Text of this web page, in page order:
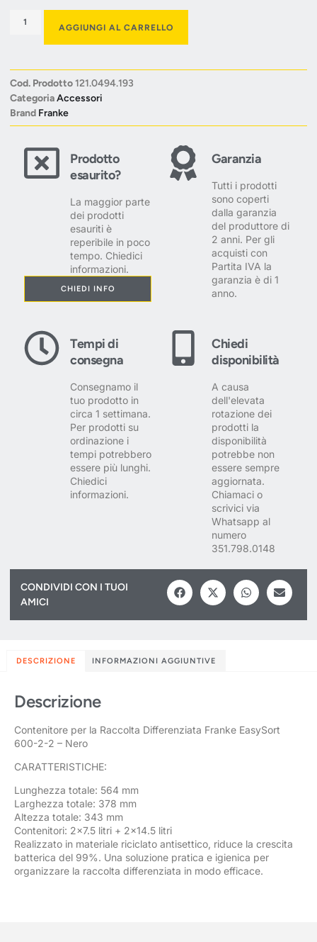
AGGIUNGI AL CARRELLO
Cod. Prodotto121.0494.193
CategoriaAccessori
Brand Franke
Prodotto
esaurito?
La maggior parte
dei prodotti
esauriti è
reperibile in poco
tempo. Chiedici
informazioni.
CHIEDI INFO
Garanzia
Tutti i prodotti
sono coperti
dalla garanzia
del produttore di
2 anni. Per gli
acquisti con
Partita IVA la
garanzia è di 1
anno.
Tempi di
consegna
Consegnamo il
tuo prodotto in
circa 1 settimana.
Per prodotti su
ordinazione i
tempi potrebbero
essere più lunghi.
Chiedici
informazioni.
Chiedi
disponibilità
A causa
dell'elevata
rotazione dei
prodotti la
disponibilità
potrebbe non
essere sempre
aggiornata.
Chiamaci o
scrivici via
Whatsapp al
numero
351.798.0148
CONDIVIDI CON I TUOI
AMICI
DESCRIZIONE INFORMAZIONI AGGIUNTIVE
Descrizione
Contenitore per la Raccolta Differenziata Franke EasySort
600-2-2 – Nero
CARATTERISTICHE:
Lunghezza totale: 564 mm
Larghezza totale: 378 mm
Altezza totale: 343 mm
Contenitori: 2×7.5 litri + 2×14.5 litri
Realizzato in materiale riciclato antisettico, riduce la crescita
batterica del 99%. Una soluzione pratica e igienica per
organizzare la raccolta differenziata in modo efficace.